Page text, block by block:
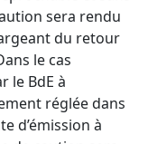
sera rendu
du retour
le cas
le BdE à
réglée dans
d’émission à